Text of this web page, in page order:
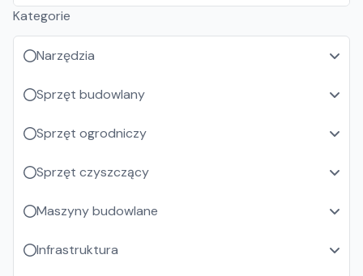
Kategorie
Narzędzia
Sprzęt budowlany
Sprzęt ogrodniczy
Sprzęt czyszczący
Maszyny budowlane
Infrastruktura